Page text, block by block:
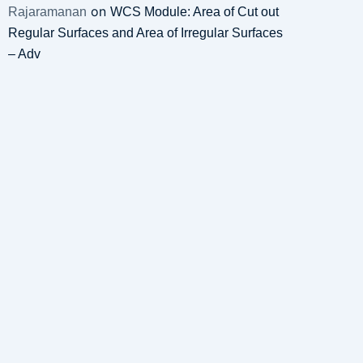
Rajaramanan on WCS Module: Area of Cut out
Regular Surfaces and Area of Irregular Surfaces
– Adv